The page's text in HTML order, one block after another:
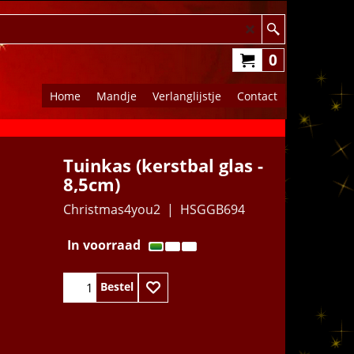
0
Home Mandje Verlanglijstje Contact
Tuinkas (kerstbal glas -
8,5cm)
Christmas4you2 HSGGB694
€8.95
In voorraad